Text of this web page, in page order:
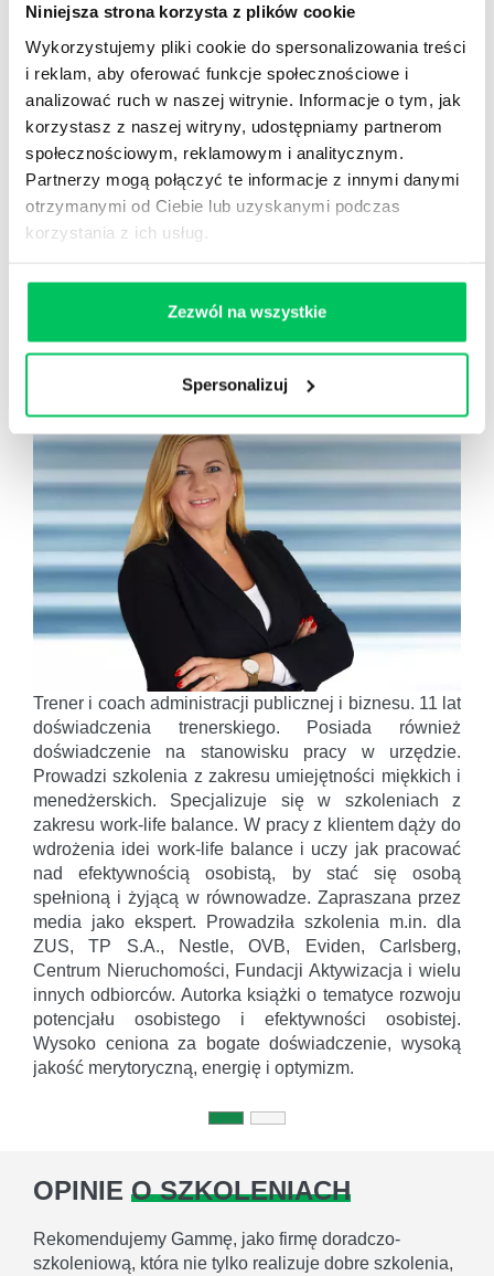
Niniejsza strona korzysta z plików cookie
Wykorzystujemy pliki cookie do spersonalizowania treści
i reklam, aby oferować funkcje społecznościowe i
analizować ruch w naszej witrynie. Informacje o tym, jak
korzystasz z naszej witryny, udostępniamy partnerom
społecznościowym, reklamowym i analitycznym.
Partnerzy mogą połączyć te informacje z innymi danymi
otrzymanymi od Ciebie lub uzyskanymi podczas
korzystania z ich usług.
Zezwól na wszystkie
Spersonalizuj
KORZYŚCI WSPÓLNE:
usprawnienie pracy własnej pracowników oraz
poszczególnych działów
szybsze ustalanie hierarchii zadań,
wykonywanie obowiązków
prewencja wypalenia zawodowego u
pracowników urzędu
TRENERZY
SZKOLENIA
BEATA JURASZ
Trener i coach administracji publicznej i biznesu. 11 lat
doświadczenia trenerskiego. Posiada również
doświadczenie na stanowisku pracy w urzędzie.
Prowadzi szkolenia z zakresu umiejętności miękkich i
menedżerskich. Specjalizuje się w szkoleniach z
zakresu work-life balance. W pracy z klientem dąży do
wdrożenia idei work-life balance i uczy jak pracować
nad efektywnością osobistą, by stać się osobą
spełnioną i żyjącą w równowadze. Zapraszana przez
media jako ekspert. Prowadziła szkolenia m.in. dla
ZUS, TP S.A., Nestle, OVB, Eviden, Carlsberg,
Centrum Nieruchomości, Fundacji Aktywizacja i wielu
innych odbiorców. Autorka książki o tematyce rozwoju
potencjału osobistego i efektywności osobistej.
Wysoko ceniona za bogate doświadczenie, wysoką
jakość merytoryczną, energię i optymizm.
OPINIE O SZKOLENIACH
Rekomendujemy Gammę, jako firmę doradczo-
szkoleniową, która nie tylko realizuje dobre szkolenia,